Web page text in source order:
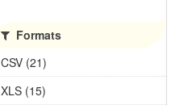
Formats
CSV (21)
XLS (15)